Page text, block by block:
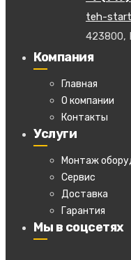
teh-
423800,
Компания
Главная
О компании
Контакты
Услуги
Монтаж
Сервис
Доставка
Гарантия
Мы в соцсетях